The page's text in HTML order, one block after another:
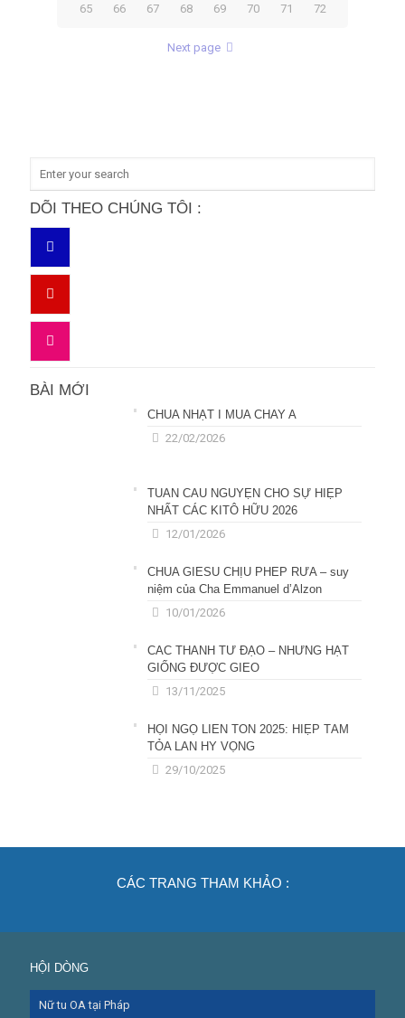
65 66 67 68 69 70 71 72
Next page
DÕI THEO CHÚNG TÔI :
BÀI MỚI
CHÚA NHẬT I MÙA CHAY A
22/02/2026
TUẦN CẦU NGUYỆN CHO SỰ HIỆP
NHẤT CÁC KITÔ HỮU 2026
12/01/2026
CHÚA GIÊSU CHỊU PHÉP RỬA – suy
niệm của Cha Emmanuel d’Alzon
10/01/2026
CÁC THÁNH TỬ ĐẠO – NHỮNG HẠT
GIỐNG ĐƯỢC GIEO
13/11/2025
HỘI NGỘ LIÊN TÔN 2025: HIỆP TÂM
TỎA LAN HY VỌNG
29/10/2025
CÁC TRANG THAM KHẢO :
HỘI DÒNG
Nữ tu OA tại Pháp